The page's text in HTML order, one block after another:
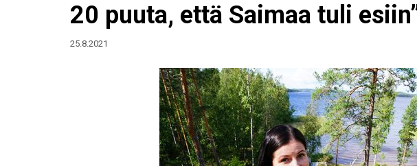
20 puuta, että Saimaa tuli
25.8.2021